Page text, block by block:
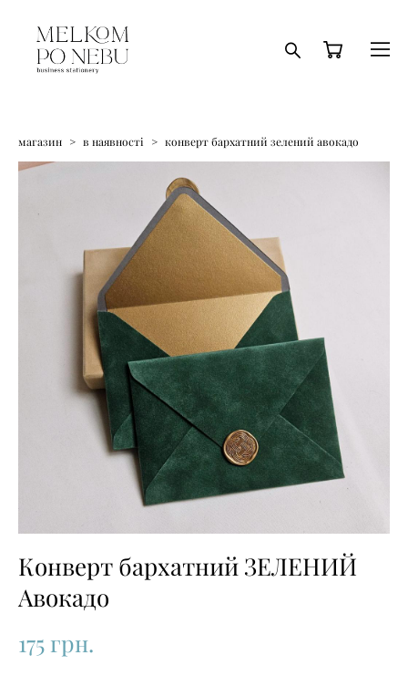
магазин > в наявності > конверт бархатний зелений авокадо
Конверт бархатний ЗЕЛЕНИЙ
Авокадо
175 грн.